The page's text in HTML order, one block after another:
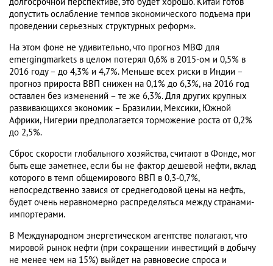
допустить ослабление темпов экономического подъема при
проведении серьезных структурных реформ».
На этом фоне не удивительно, что прогноз МВФ для
emergingmarkets в целом потерял 0,6% в 2015-ом и 0,5% в
2016 году – до 4,3% и 4,7%. Меньше всех риски в Индии –
прогноз прироста ВВП снижен на 0,1% до 6,3%, на 2016 год
оставлен без изменений – те же 6,3%. Для других крупных
развивающихся экономик – Бразилии, Мексики, Южной
Африки, Нигерии предполагается торможение роста от 0,2%
до 2,5%.
Сброс скорости глобального хозяйства, считают в Фонде, мог
быть еще заметнее, если бы не фактор дешевой нефти, вклад
которого в темп общемирового ВВП в 0,3-0,7%,
непосредственно завися от среднегодовой цены на нефть,
будет очень неравномерно распределяться между странами-
импортерами.
В Международном энергетическом агентстве полагают, что
мировой рынок нефти (при сокращении инвестиций в добычу
не менее чем на 15%) выйдет на равновесие спроса и